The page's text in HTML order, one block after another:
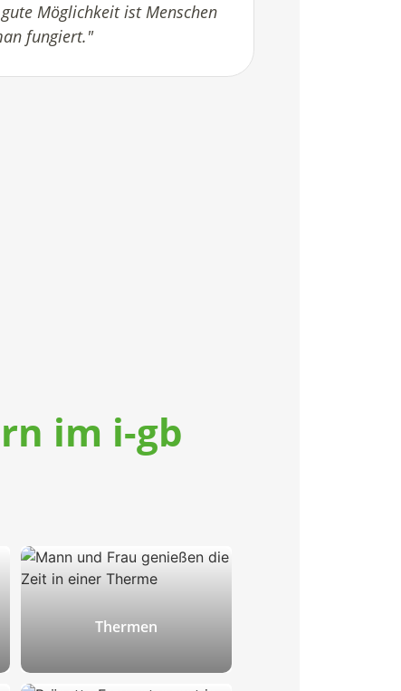
Möglichkeit ist Menschen
fungiert."
im i-gb
Thermen